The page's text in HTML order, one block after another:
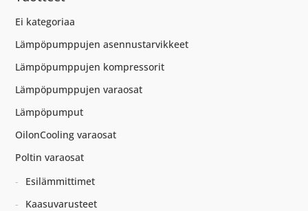
Ei kategoriaa
Lämpöpumppujen asennustarvikkeet
Lämpöpumppujen kompressorit
Lämpöpumppujen varaosat
Lämpöpumput
OilonCooling varaosat
Poltin varaosat
Esilämmittimet
Kaasuvarusteet